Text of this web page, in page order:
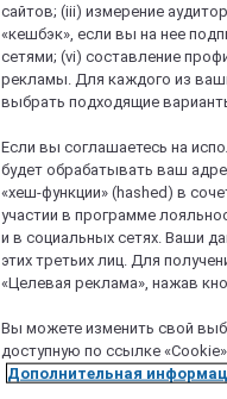
сайтов; (iii) измерение
«кешбэк», если вы на нее
сетями; (vi) составление
рекламы. Для каждого из
выбрать подходящие
Если вы соглашаетесь на
будет обрабатывать ваш
«хеш-функции» (hashed) в
участии в программе
и в социальных сетях. Ваши
этих третьих лиц. Для
«Целевая реклама», нажав
Вы можете изменить свой
доступную по ссылке
Дополнительная